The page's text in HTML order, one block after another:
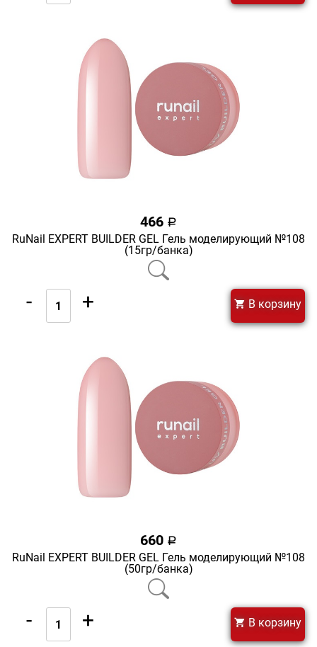
466 a
RuNail EXPERT BUILDER GEL Гель моделирующий №108
(15гр/банка)
- + В корзину
660 a
RuNail EXPERT BUILDER GEL Гель моделирующий №108
(50гр/банка)
- + В корзину